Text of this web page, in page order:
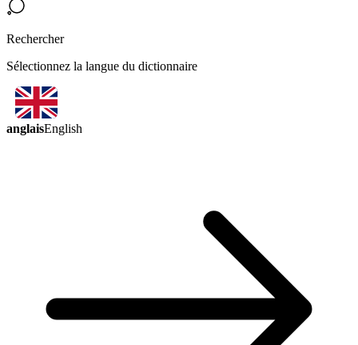
Rechercher
Sélectionnez la langue du dictionnaire
anglaisEnglish